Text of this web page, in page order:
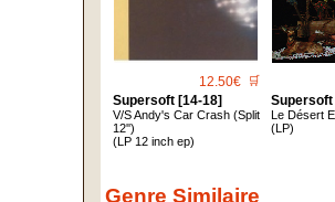
12.50€ 🛒
Supersoft [14-18]
V/S Andy's Car Crash (Split
12'')
(LP 12 inch ep)
Le Désert
(LP)
Genre Similaire